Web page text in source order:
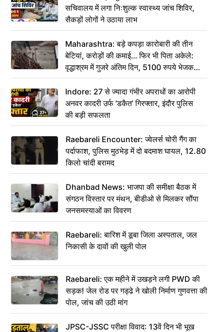
सचिवालय में लगा निःशुल्क स्वास्थ्य जांच शिविर,
सैकड़ों लोगों ने उठाया लाभ
Maharashtra: बड़े कपड़ा कारोबारी की तीन
बेटियां, करोड़ों की कमाई… फिर भी पिता अकेले:
वृद्धाश्रम में गुजरे अंतिम दिन, 5100 रुपये भेजकर
कहा– अंतिम संस्कार कर दीजिए हम नहीं आ पाएंगे
Indore: 27 से ज्यादा गंभीर अपराधों का आरोपी
अनवर कादरी उर्फ ‘डकैत’ गिरफ्तार, इंदौर पुलिस
की बड़ी सफलता
Raebareli Encounter: ज्वेलर्स चोरी गैंग का
पर्दाफाश, पुलिस मुठभेड़ में दो बदमाश घायल, 12.80
किलो चांदी बरामद
Dhanbad News: भाजपा की समीक्षा बैठक में
संगठन विस्तार पर मंथन, बीडीओ से मिलकर सौंपा
जनसमस्याओं का विवरण
Raebareli: बारिश में डूबा जिला अस्पताल, जल
निकासी के दावों की खुली पोल
Raebareli: एक महीने में उखड़ने लगी PWD की
सड़क! जेल रोड पर गड्ढे ने खोली निर्माण गुणवत्ता की
पोल, जांच की उठी मांग
JPSC-JSSC परीक्षा विवाद: 13वें दिन भी भूख